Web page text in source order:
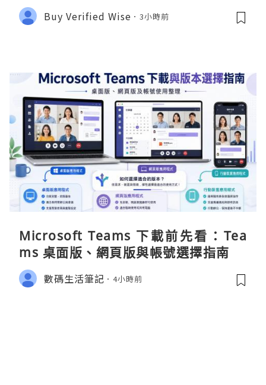
Buy Verified Wise 3小時前
Microsoft Teams 下載前先看：Tea
ms 桌面版、網頁版與帳號選擇指南
數碼生活筆記 4小時前